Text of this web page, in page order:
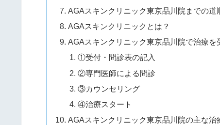
AGAスキンクリニック東京品川院までの道
AGAスキンクリニックとは？
AGAスキンクリニック東京品川院で治療を
①受付・問診表の記入
②専門医師による問診
③カウンセリング
④治療スタート
AGAスキンクリニック東京品川院の主な治